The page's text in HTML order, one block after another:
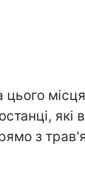
місця
які
з